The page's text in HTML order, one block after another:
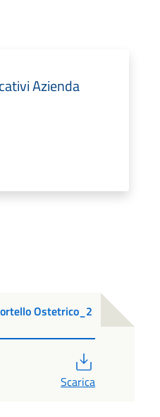
Azienda
Ostetrico_2
Scarica